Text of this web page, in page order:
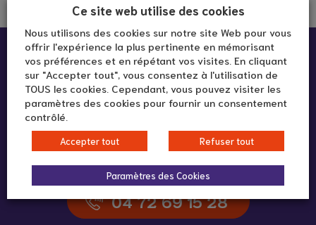
292 rue Vendôme
69003 LYON
04 72 69 15 28
Ce site web utilise des cookies
Nous utilisons des cookies sur notre site Web pour vous
offrir l'expérience la plus pertinente en mémorisant
vos préférences et en répétant vos visites. En cliquant
sur "Accepter tout", vous consentez à l'utilisation de
TOUS les cookies. Cependant, vous pouvez visiter les
paramètres des cookies pour fournir un consentement
contrôlé.
Accepter tout Refuser tout
Paramètres des Cookies